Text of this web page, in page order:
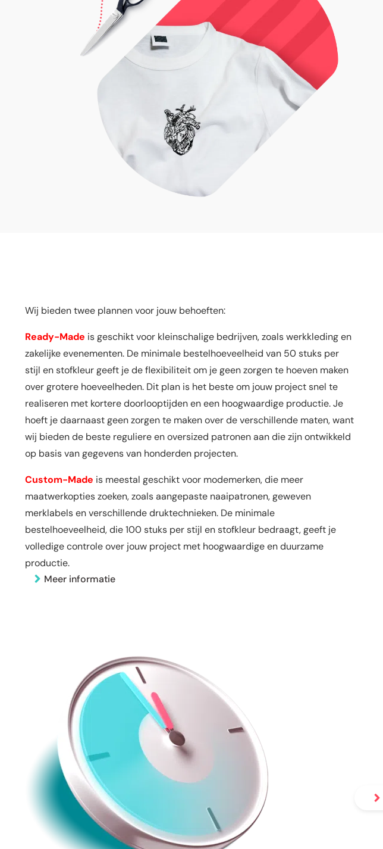
Wij bieden twee plannen voor jouw behoeften:
Ready-Made is geschikt voor kleinschalige bedrijven, zoals werkkleding en
zakelijke evenementen. De minimale bestelhoeveelheid van 50 stuks per
stijl en stofkleur geeft je de flexibiliteit om je geen zorgen te hoeven maken
over grotere hoeveelheden. Dit plan is het beste om jouw project snel te
realiseren met kortere doorlooptijden en een hoogwaardige productie. Je
hoeft je daarnaast geen zorgen te maken over de verschillende maten, want
wij bieden de beste reguliere en oversized patronen aan die zijn ontwikkeld
op basis van gegevens van honderden projecten.
Custom-Made is meestal geschikt voor modemerken, die meer
maatwerkopties zoeken, zoals aangepaste naaipatronen, geweven
merklabels en verschillende druktechnieken. De minimale
bestelhoeveelheid, die 100 stuks per stijl en stofkleur bedraagt, geeft je
volledige controle over jouw project met hoogwaardige en duurzame
productie.
Meer informatie